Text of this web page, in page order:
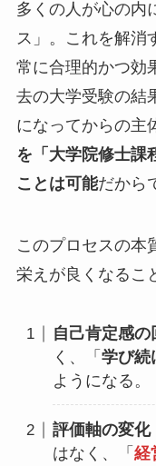
多くの人が心の内
ス」。これを解消
常に合理的かつ効
去の大学受験の結
になってからの主
を「大学院修士課
ことは可能だから
このプロセスの本
栄えが良くなるこ
自己肯定感の
く、「学び続
ようになる。
評価軸の変化
はなく、「経